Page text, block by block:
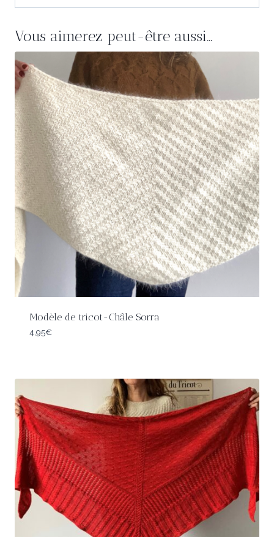
Vous aimerez peut-être aussi…
Modèle de tricot-Châle Sorra
4,95€